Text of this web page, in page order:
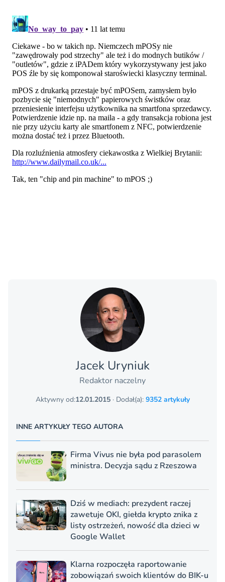
Jacek Uryniuk
Redaktor naczelny
Aktywny od:12.01.2015· Dodał(a): 9352 artykuły
INNE ARTYKUŁY TEGO AUTORA
Firma Vivus nie była pod parasolem
ministra. Decyzja sądu z Rzeszowa
Dziś w mediach: prezydent raczej
zawetuje OKI, giełda krypto znika z
listy ostrzeżeń, nowość dla dzieci w
Google Wallet
Klarna rozpoczęła raportowanie
zobowiązań swoich klientów do BIK-u